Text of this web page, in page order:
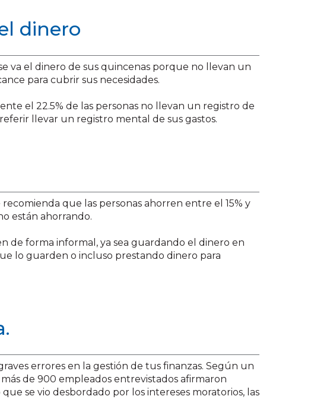
dinero
va el dinero de sus quincenas porque no llevan un
para cubrir sus necesidades.
el 22.5% de las personas no llevan un registro de
llevar un registro mental de sus gastos.
que las personas ahorren entre el 15% y
están ahorrando.
de forma informal, ya sea guardando el dinero en
lo guarden o incluso prestando dinero para
errores en la gestión de tus finanzas. Según un
de 900 empleados entrevistados afirmaron
se vio desbordado por los intereses moratorios, las